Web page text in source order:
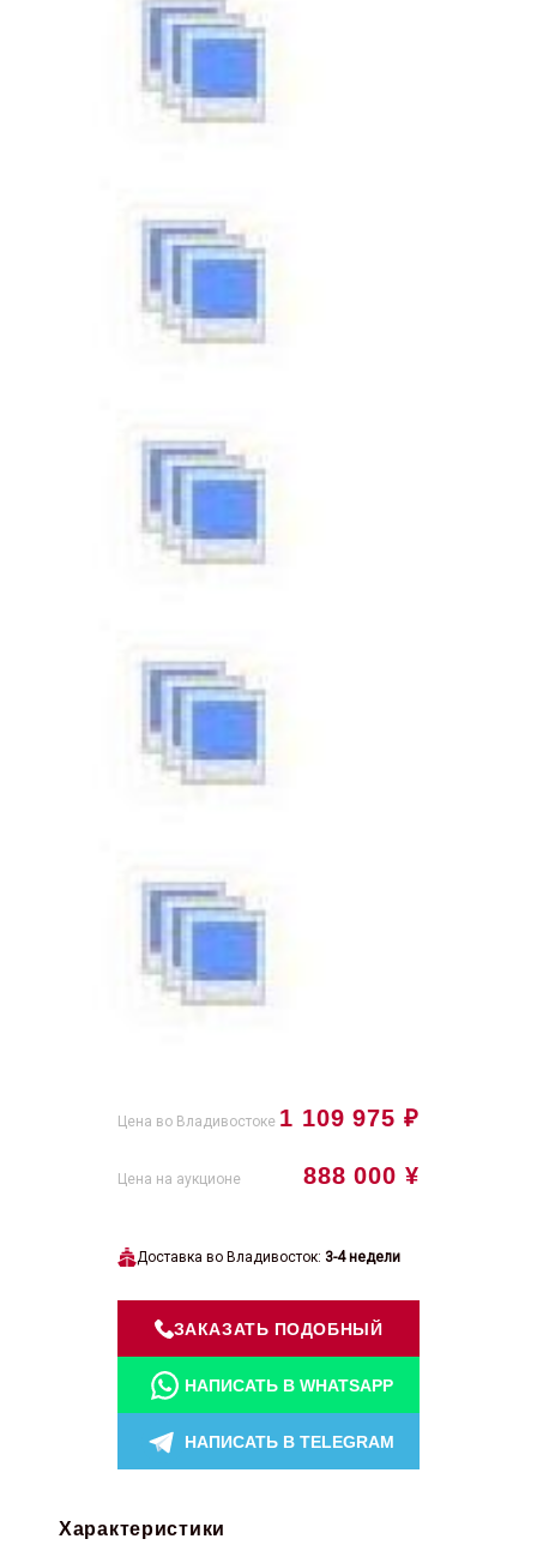
1 109 975 ₽
Цена во Владивостоке
888 000 ¥
Цена на аукционе
Доставка во Владивосток: 3-4 недели
ЗАКАЗАТЬ ПОДОБНЫЙ
НАПИСАТЬ В WHATSAPP
НАПИСАТЬ В TELEGRAM
Характеристики